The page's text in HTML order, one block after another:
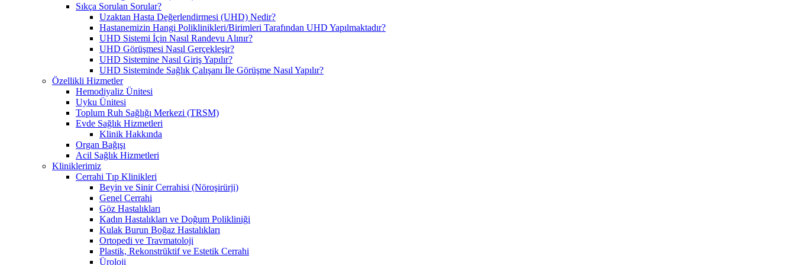
Sıkça Sorulan Sorular?
Uzaktan Hasta Değerlendirmesi (UHD) Nedir?
Hastanemizin Hangi Poliklinikleri/Birimleri Tarafından UHD Yapılmaktadır?
UHD Sistemi İçin Nasıl Randevu Alınır?
UHD Görüşmesi Nasıl Gerçekleşir?
UHD Sistemine Nasıl Giriş Yapılır?
UHD Sisteminde Sağlık Çalışanı İle Görüşme Nasıl Yapılır?
Özellikli Hizmetler
Hemodiyaliz Ünitesi
Uyku Ünitesi
Toplum Ruh Sağlığı Merkezi (TRSM)
Evde Sağlık Hizmetleri
Klinik Hakkında
Organ Bağışı
Acil Sağlık Hizmetleri
Kliniklerimiz
Cerrahi Tıp Klinikleri
Beyin ve Sinir Cerrahisi (Nöroşirürji)
Genel Cerrahi
Göz Hastalıkları
Kadın Hastalıkları ve Doğum Polikliniği
Kulak Burun Boğaz Hastalıkları
Ortopedi ve Travmatoloji
Plastik, Rekonstrüktif ve Estetik Cerrahi
Üroloji